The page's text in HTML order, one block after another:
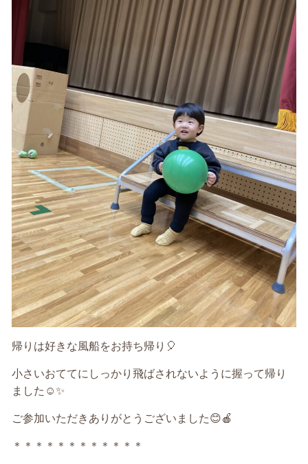
帰りは好きな風船をお持ち帰り 🎈
小さいおててにしっかり飛ばされないように握って帰り
ました ☺️✨
ご参加いただきありがとうございました😊🍎
＊＊＊＊＊＊＊＊＊＊＊＊